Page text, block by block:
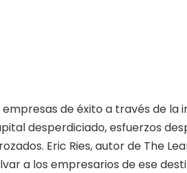
de éxito a través de la
desperdiciado, esfuerzos
Eric Ries, autor de The
a los empresarios de ese